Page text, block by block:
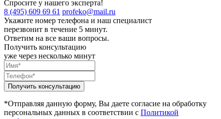
Спросите у нашего эксперта!
8 (495) 609 69 61 profeko@mail.ru
Укажите номер телефона и наш специалист
перезвонит в течение 5 минут.
Ответим на все ваши вопросы.
Получить консультацию
уже через несколько минут
*Отправляя данную форму, Вы даете согласие на обработку
персональных данных в соответствии с Политикой